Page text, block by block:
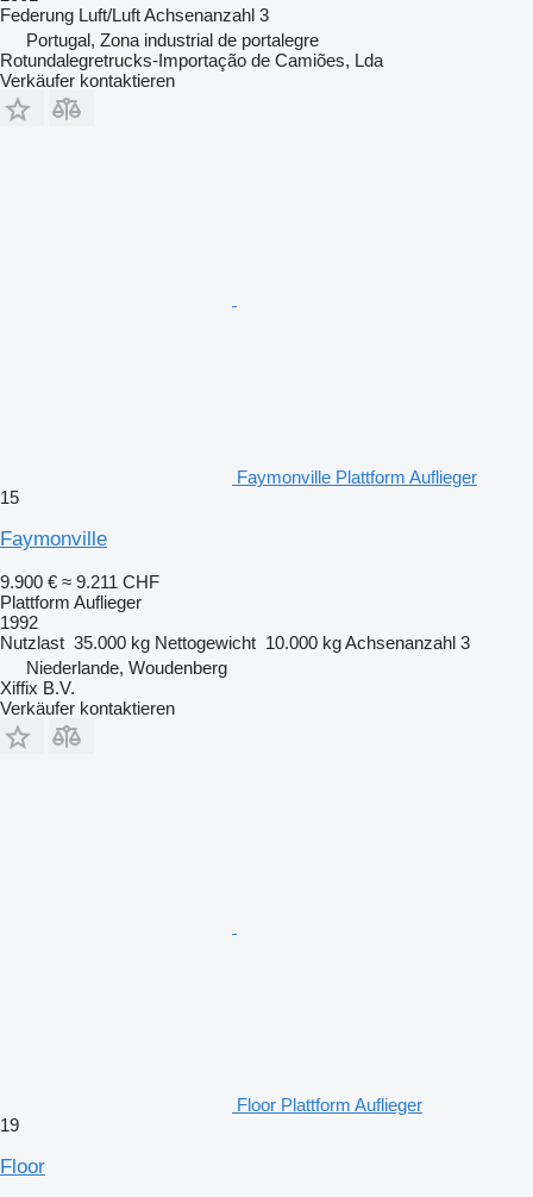
Federung Luft/LuftAchsenanzahl 3
Portugal, Zona industrial de portalegre
Rotundalegretrucks-Importação de Camiões, Lda
Verkäufer kontaktieren
Faymonville Plattform Auflieger
15
Faymonville
9.900 € ≈ 9.211 CHF
Plattform Auflieger
1992
Nutzlast 35.000 kg Nettogewicht 10.000 kgAchsenanzahl 3
Niederlande, Woudenberg
Xiffix B.V.
Verkäufer kontaktieren
Floor Plattform Auflieger
19
Floor